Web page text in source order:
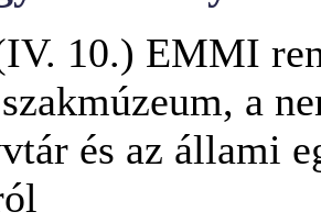
10.) EMMI
a
és az állami